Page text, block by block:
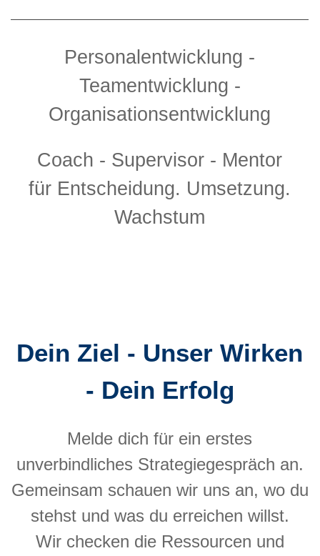
Personalentwicklung -
Teamentwicklung -
Organisationsentwicklung
Coach - Supervisor - Mentor
für Entscheidung. Umsetzung.
Wachstum
Dein Ziel - Unser Wirken
- Dein Erfolg
Melde dich für ein erstes
unverbindliches Strategiegespräch an.
Gemeinsam schauen wir uns an, wo du
stehst und was du erreichen willst.
Wir checken die Ressourcen und